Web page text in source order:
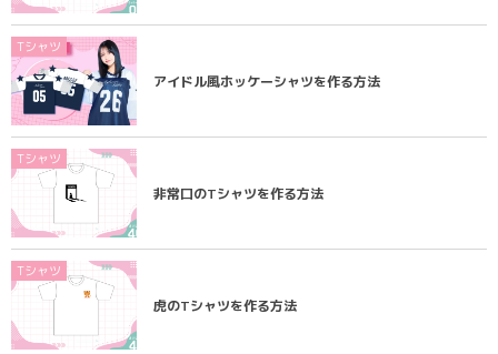
Tシャツ
アイドル風ホッケーシャツを作る方法
Tシャツ
非常口のTシャツを作る方法
Tシャツ
虎のTシャツを作る方法